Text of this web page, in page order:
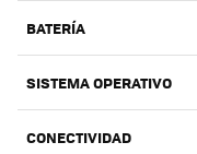
BATERÍA
SISTEMA OPERATIVO
CONECTIVIDAD